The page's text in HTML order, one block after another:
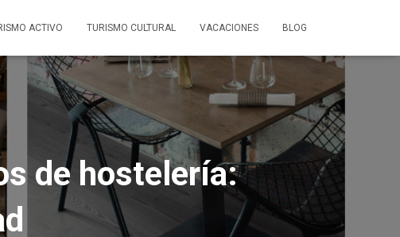
ACTIVO TURISMO CULTURAL VACACIONES BLOG
de hostelería: